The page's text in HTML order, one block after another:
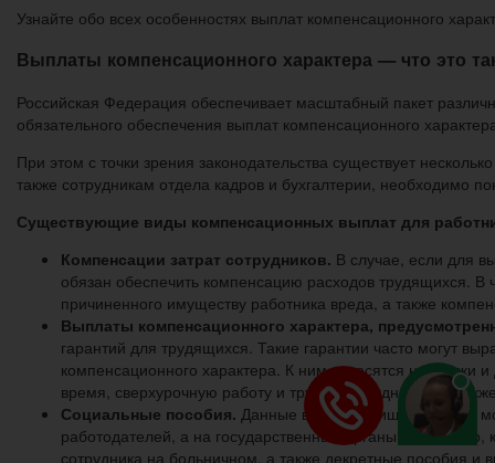
Узнайте обо всех особенностях выплат компенсационного
Выплаты компенсационного характера — что это
Российская Федерация обеспечивает масштабный пакет
обязательного обеспечения выплат компенсационного
При этом с точки зрения законодательства существует
также сотрудникам отдела кадров и бухгалтерии, необходимо
Существующие виды компенсационных выплат для
Компенсации затрат сотрудников. В случае, если для
обязан обеспечить компенсацию расходов трудящихся. В
причиненного имуществу работника вреда, а также
Выплаты компенсационного характера,
гарантий для трудящихся. Такие гарантии часто могут
компенсационного характера. К ним относятся надбавки
время, сверхурочную работу и труд по праздникам, а
Социальные пособия. Данные выплаты лишь частично
работодателей, а на государственные органы.
сотрудника на больничном, а также декретные пособия и